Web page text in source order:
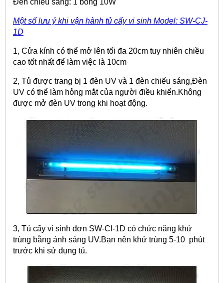
Đèn chiếu sáng: 1 bóng 10W
Một số lưu ý khi vận hành tủ cấy vi sinh Model: SW-CJ-
1D
1, Cửa kính có thể mở lên tối đa 20cm tuy nhiên chiều
cao tốt nhất để làm việc là 10cm
2, Tủ được trang bị 1 đèn UV và 1 đèn chiếu sáng,Đèn
UV có thể làm hỏng mắt của người điều khiển.Không
được mở đèn UV trong khi hoạt động.
3, Tủ cấy vi sinh đơn SW-CI-1D có chức năng khử
trùng bằng ánh sáng UV.Bạn nên khử trùng 5-10 phút
trước khi sử dụng tủ.